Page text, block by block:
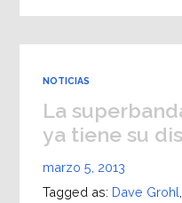
NOTICIAS
La
ya tiene su
marzo 5, 2013
Tagged as: Dave Grohl